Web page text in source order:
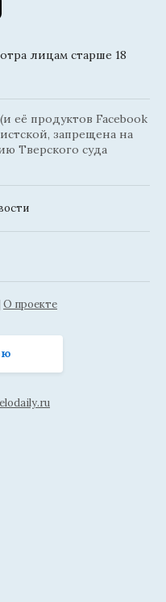
лицам старше 18
её продуктов Facebook
запрещена на
Тверского суда
О проекте